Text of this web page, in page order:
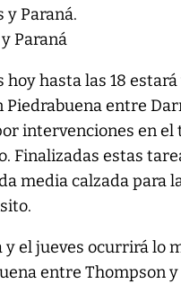
y Paraná.
Paraná
hoy hasta las 18
Piedrabuena entre
intervenciones en el
Finalizadas estas
media calzada para
y el jueves ocurrirá lo
entre Thompson